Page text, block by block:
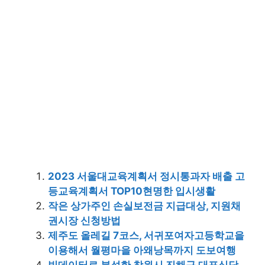
2023 서울대교육계획서 정시통과자 배출 고
등교육계획서 TOP10현명한 입시생활
작은 상가주인 손실보전금 지급대상, 지원채
권시장 신청방법
제주도 올레길 7코스, 서귀포여자고등학교을
이용해서 월평마을 아왜낭목까지 도보여행